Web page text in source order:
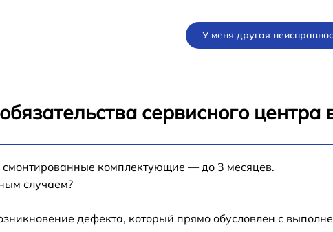
MacBook Pro 13 Retina
от 60 мин
У меня другая
сервисного
смонтированные комплектующие — до 3 месяцев.
случаем?
дефекта, который прямо обусловлен с